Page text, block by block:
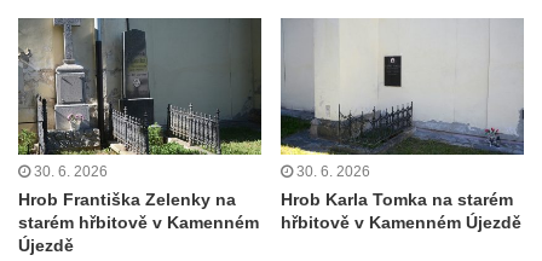
Kostel Narození Panny Marie v
Libochovanech
Márnice u kostel svatého Jana
Nepomuckého ve Starých Křečanech
Kostel svatého Jana Nepomuckého ve
Starých Křečanech
30. 6. 2026
Hrob Františka Zelenky na
starém hřbitově v Kamenném
Újezdě
30. 6. 2026
Hrob Karla Tomka na starém
hřbitově v Kamenném Újezdě